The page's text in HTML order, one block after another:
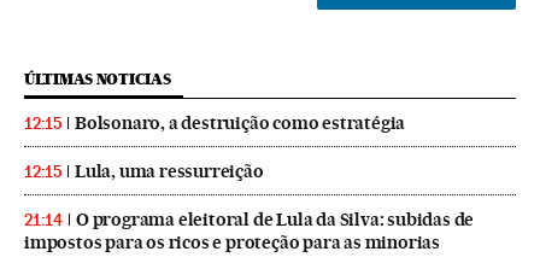
ÚLTIMAS NOTICIAS
12:15 Bolsonaro, a destruição como estratégia
12:15 Lula, uma ressurreição
21:14
O programa eleitoral de Lula da Silva: subidas de
impostos para os ricos e proteção para as minorias